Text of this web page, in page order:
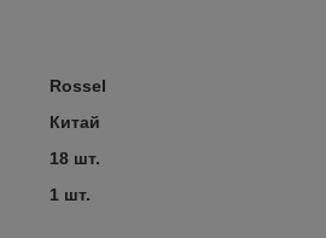
Rossel
Китай
18 шт.
1 шт.